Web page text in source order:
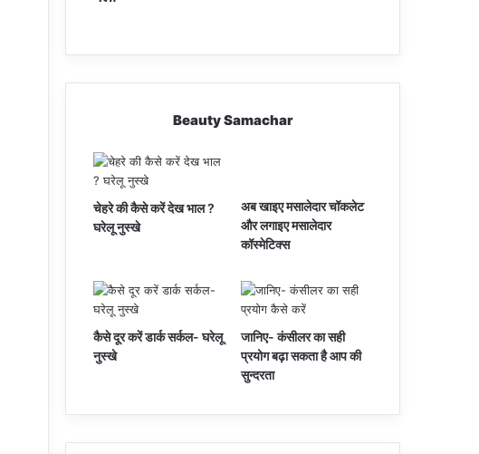
Beauty Samachar
चेहरे की कैसे करें देख भाल ?
घरेलू नुस्खे
अब खाइए मसालेदार चॉकलेट
और लगाइए मसालेदार
कॉस्‍मेटिक्‍स
कैसे दूर करें डार्क सर्कल- घरेलू
नुस्खे
जानिए- कंसीलर का सही
प्रयोग बढ़ा सकता है आप की
सुन्दरता